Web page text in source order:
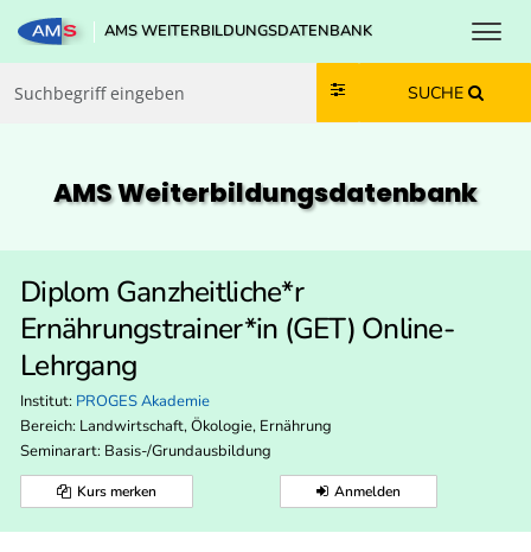
Zum Inhalt springen
Zum Navmenü springen
Zur Suche springen
Zur Footer springen
AMS WEITERBILDUNGSDATENBANK
SUCHE
AMS Weiterbildungs­datenbank
Diplom Ganzheitliche*r
Ernährungstrainer*in (GET) Online-
Lehrgang
Institut: PROGES Akademie
Bereich: Landwirtschaft, Ökologie, Ernährung
Seminarart: Basis-/Grundausbildung
Kurs merken Anmelden